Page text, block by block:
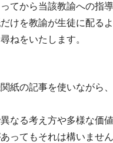
てから当該教諭への指
けを教諭が生徒に配る
ねをいたします。
紙の記事を使いながら
なる考え方や多様な価
ってもそれは構いませ